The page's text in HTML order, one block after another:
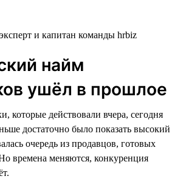
и капитан команды hrbiz
найм
ушёл в прошлое
которые действовали вчера, сегодня
достаточно было показать высокий
очередь из продавцов, готовых
времена меняются, конкуренция